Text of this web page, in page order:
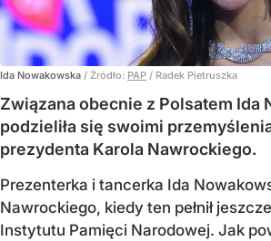
Ida Nowakowska / Źródło: PAP / Radek Pietruszka
Związana obecnie z Polsatem Ida
podzieliła się swoimi
prezydenta Karola Nawrockiego.
Prezenterka i tancerka Ida
Nawrockiego, kiedy ten pełnił
Instytutu Pamięci Narodowej. Jak